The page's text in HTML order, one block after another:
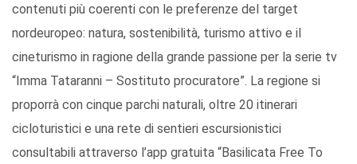
contenuti più coerenti con le preferenze del target
nordeuropeo: natura, sostenibilità, turismo attivo e il
cineturismo in ragione della grande passione per la serie tv
“Imma Tataranni – Sostituto procuratore”. La regione si
proporrà con cinque parchi naturali, oltre 20 itinerari
cicloturistici e una rete di sentieri escursionistici
consultabili attraverso l’app gratuita “Basilicata Free To